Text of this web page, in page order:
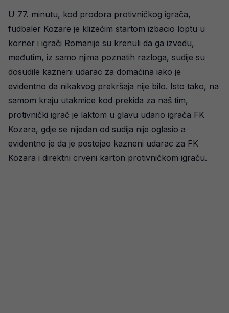
U 77. minutu, kod prodora protivničkog igrača,
fudbaler Kozare je klizećim startom izbacio loptu u
korner i igrači Romanije su krenuli da ga izvedu,
međutim, iz samo njima poznatih razloga, sudije su
dosudile kazneni udarac za domaćina iako je
evidentno da nikakvog prekršaja nije bilo. Isto tako, na
samom kraju utakmice kod prekida za naš tim,
protivnički igrač je laktom u glavu udario igrača FK
Kozara, gdje se nijedan od sudija nije oglasio a
evidentno je da je postojao kazneni udarac za FK
Kozara i direktni crveni karton protivničkom igraču.